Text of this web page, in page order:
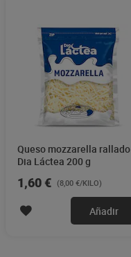
Queso mozzarella rallado
Dia Láctea 200 g
1,60 € (8,00 €/KILO)
Añadir